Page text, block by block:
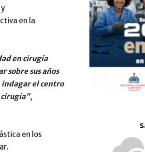
en la
en cirugía
sobre sus años
indagar el centro
,
en los